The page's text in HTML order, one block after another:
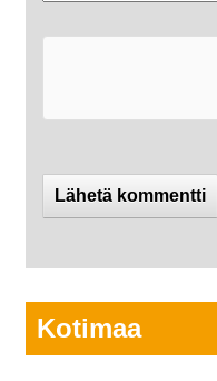
Kotimaa